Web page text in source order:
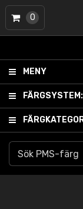
MENY
FÄRGSYSTEM:
0